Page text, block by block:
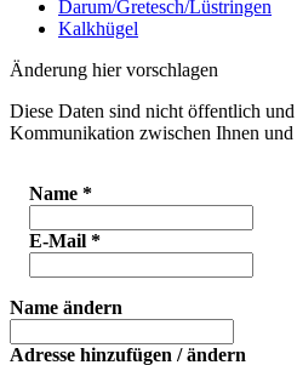
Darum/Gretesch/Lüstringen
Kalkhügel
Änderung hier vorschlagen
Diese Daten sind nicht öffentlich
Kommunikation zwischen Ihnen
Name *
E-Mail *
Name ändern
Adresse hinzufügen / ändern